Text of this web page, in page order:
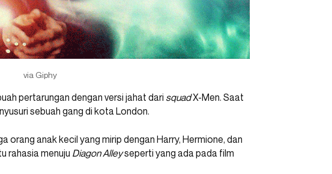
via Giphy
pertarungan dengan versi jahat dari squadX-Men. Saat
sebuah gang di kota London.
orang anak kecil yang mirip dengan Harry, Hermione, dan
rahasia menuju Diagon Alleyseperti yang ada pada film